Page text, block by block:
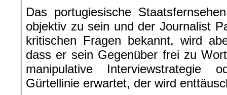
Das portugiesische
objektiv zu sein und der Journalist
kritischen Fragen bekannt, wird
dass er sein Gegenüber frei zu
manipulative
Gürtellinie erwartet, der wird